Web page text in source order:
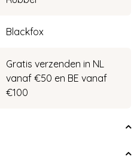
Blackfox
Gratis verzenden in NL
vanaf €50 en BE vanaf
€100